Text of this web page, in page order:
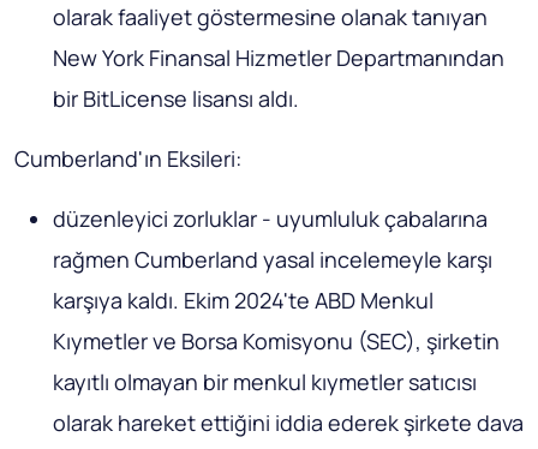
olarak faaliyet göstermesine olanak tanıyan
New York Finansal Hizmetler Departmanından
bir BitLicense lisansı aldı.
Cumberland'ın Eksileri:
düzenleyici zorluklar - uyumluluk çabalarına
rağmen Cumberland yasal incelemeyle karşı
karşıya kaldı. Ekim 2024'te ABD Menkul
Kıymetler ve Borsa Komisyonu (SEC), şirketin
kayıtlı olmayan bir menkul kıymetler satıcısı
olarak hareket ettiğini iddia ederek şirkete dava